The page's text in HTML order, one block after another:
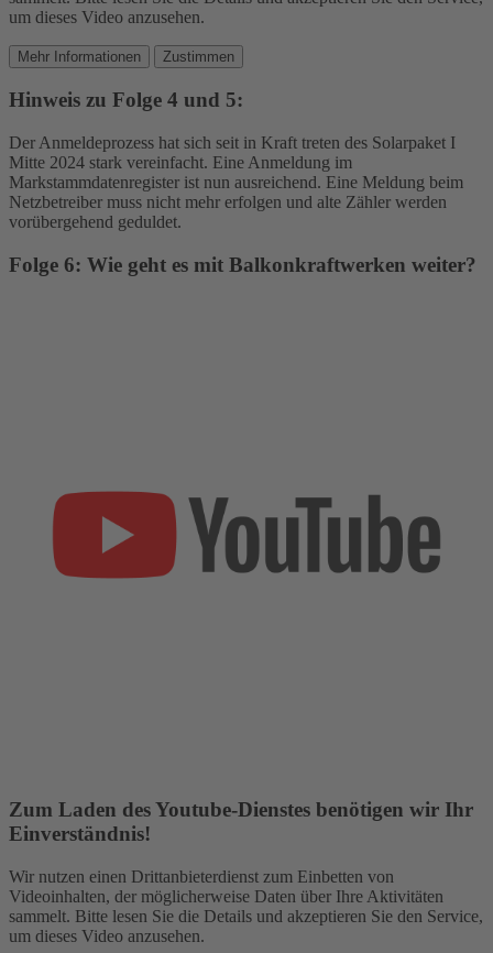
um dieses Video anzusehen.
Mehr Informationen Zustimmen
Hinweis zu Folge 4 und 5:
Der Anmeldeprozess hat sich seit in Kraft treten des Solarpaket I
Mitte 2024 stark vereinfacht. Eine Anmeldung im
Markstammdatenregister ist nun ausreichend. Eine Meldung beim
Netzbetreiber muss nicht mehr erfolgen und alte Zähler werden
vorübergehend geduldet.
Folge 6: Wie geht es mit Balkonkraftwerken weiter?
Zum Laden des Youtube-Dienstes benötigen wir Ihr
Einverständnis!
Wir nutzen einen Drittanbieterdienst zum Einbetten von
Videoinhalten, der möglicherweise Daten über Ihre Aktivitäten
sammelt. Bitte lesen Sie die Details und akzeptieren Sie den Service,
um dieses Video anzusehen.